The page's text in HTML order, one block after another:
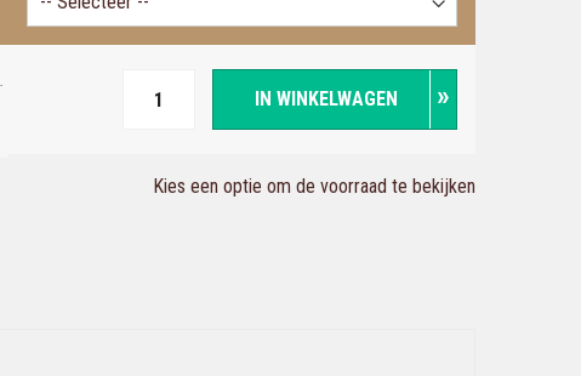
IN WINKELWAGEN
Kies een optie om de voorraad te bekijken